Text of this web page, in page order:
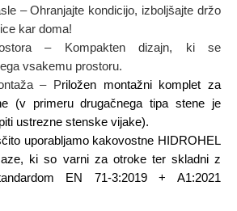
– Ohranjajte kondicijo, izboljšajte držo
kar doma!
– Kompakten dizajn, ki se
vsakemu prostoru.
– Priložen montažni komplet za
(v primeru drugačnega tipa stene je
ustrezne stenske vijake).
uporabljamo kakovostne HIDROHEL
ki so varni za otroke ter skladni z
EN 71-3:2019 + A1:2021